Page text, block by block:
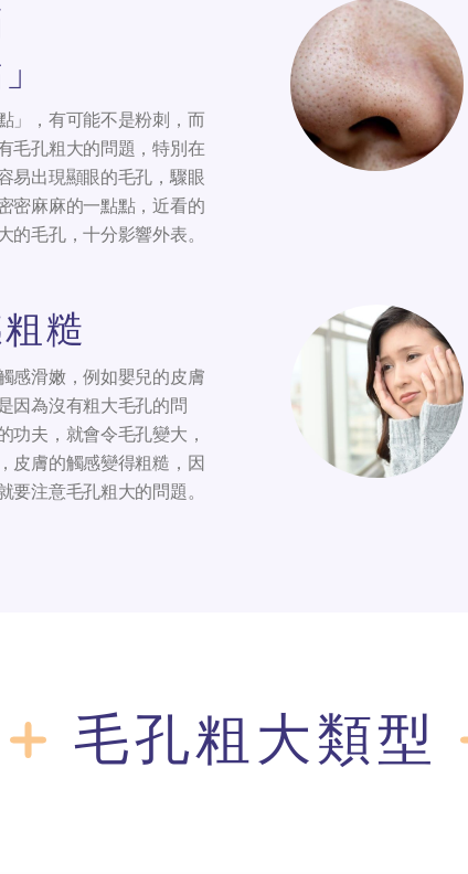
」，有可能不是粉刺，而
毛孔粗大的問題，特別在
易出現顯眼的毛孔，驟眼
密麻麻的一點點，近看的
的毛孔，十分影響外表。
糙
感滑嫩，例如嬰兒的皮膚
因為沒有粗大毛孔的問
功夫，就會令毛孔變大，
皮膚的觸感變得粗糙，因
要注意毛孔粗大的問題。
毛孔粗大類型